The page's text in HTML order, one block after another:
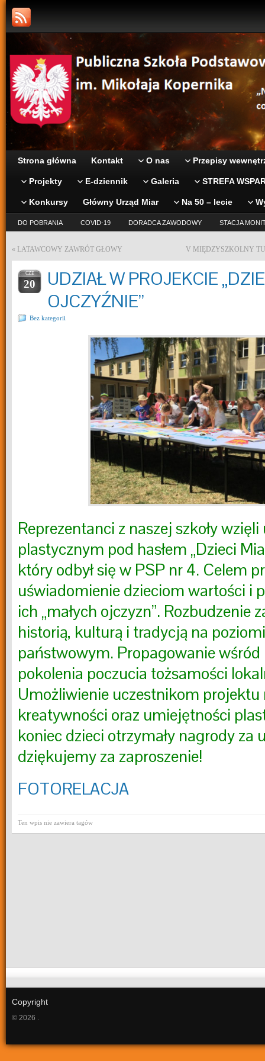
Strona główna Kontakt O nas Przepisy
Projekty E-dziennik Galeria STREFA
Konkursy Główny Urząd Miar Na 50 – lecie
DO POBRANIA COVID-19 DORADCA ZAWODOWY STACJA
« LATAWCOWY ZAWRÓT GŁOWY V MIĘDZYSZKOLNY
CZE
20
UDZIAŁ W PROJEKCIE
OJCZYŹNIE”
Bez kategorii
Reprezentanci z naszej szkoły
plastycznym pod hasłem „Dzieci
który odbył się w PSP nr 4. Celem
uświadomienie dzieciom wartości i
ich „małych ojczyzn”. Rozbudzenie
historią, kulturą i tradycją na
państwowym. Propagowanie wśród
pokolenia poczucia tożsamości
Umożliwienie uczestnikom projektu
kreatywności oraz umiejętności
koniec dzieci otrzymały nagrody za
dziękujemy za zaproszenie!
FOTORELACJA
Ten wpis nie zawiera tagów
Copyright
© 2026 .